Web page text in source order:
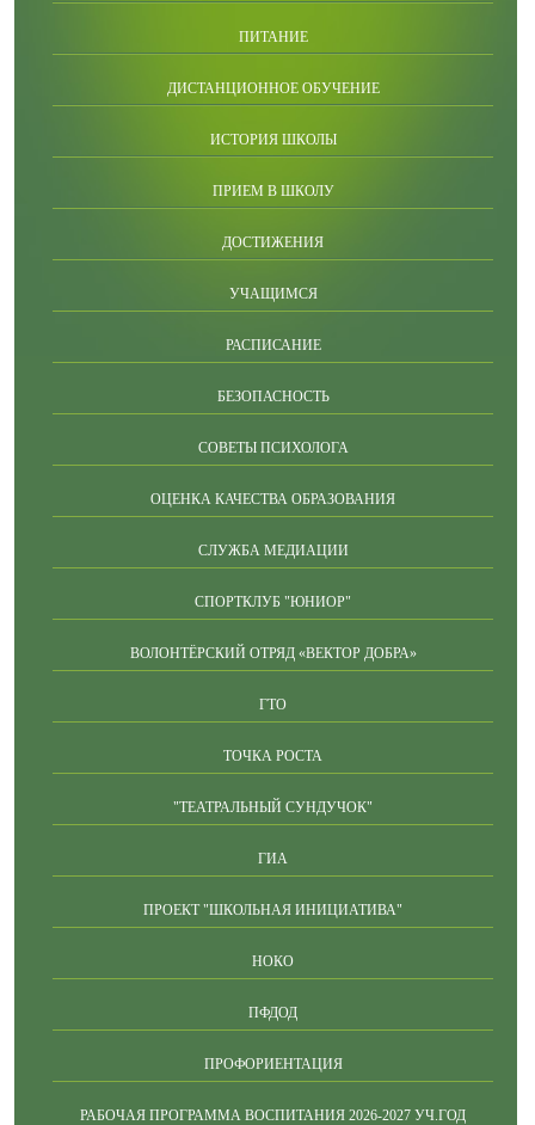
ПИТАНИЕ
ДИСТАНЦИОННОЕ ОБУЧЕНИЕ
ИСТОРИЯ ШКОЛЫ
ПРИЕМ В ШКОЛУ
ДОСТИЖЕНИЯ
УЧАЩИМСЯ
РАСПИСАНИЕ
БЕЗОПАСНОСТЬ
СОВЕТЫ ПСИХОЛОГА
ОЦЕНКА КАЧЕСТВА ОБРАЗОВАНИЯ
СЛУЖБА МЕДИАЦИИ
СПОРТКЛУБ "ЮНИОР"
ВОЛОНТЁРСКИЙ ОТРЯД «ВЕКТОР ДОБРА»
ГТО
ТОЧКА РОСТА
"ТЕАТРАЛЬНЫЙ СУНДУЧОК"
ГИА
ПРОЕКТ "ШКОЛЬНАЯ ИНИЦИАТИВА"
НОКО
ПФДОД
ПРОФОРИЕНТАЦИЯ
РАБОЧАЯ ПРОГРАММА ВОСПИТАНИЯ 2026-2027 УЧ.ГОД